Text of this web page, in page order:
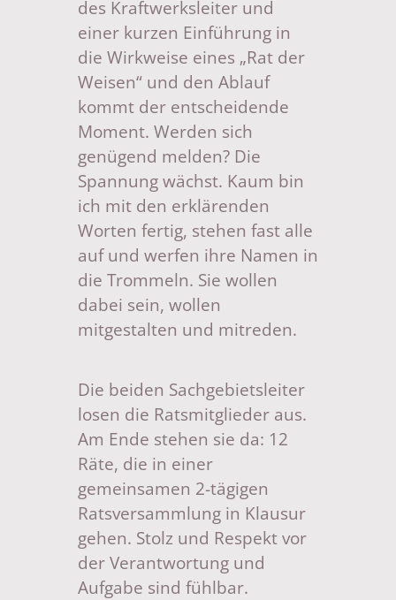
des Kraftwerksleiter und
einer kurzen Einführung in
die Wirkweise eines „Rat der
Weisen“ und den Ablauf
kommt der entscheidende
Moment. Werden sich
genügend melden? Die
Spannung wächst. Kaum bin
ich mit den erklärenden
Worten fertig, stehen fast alle
auf und werfen ihre Namen in
die Trommeln. Sie wollen
dabei sein, wollen
mitgestalten und mitreden.
Die beiden Sachgebietsleiter
losen die Ratsmitglieder aus.
Am Ende stehen sie da: 12
Räte, die in einer
gemeinsamen 2-tägigen
Ratsversammlung in Klausur
gehen. Stolz und Respekt vor
der Verantwortung und
Aufgabe sind fühlbar.